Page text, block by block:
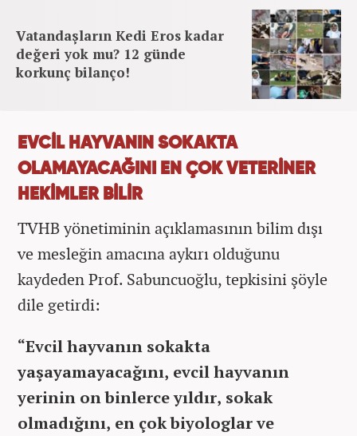
Vatandaşların Kedi Eros kadar
değeri yok mu? 12 günde
korkunç bilanço!
EVCİL HAYVANIN SOKAKTA
OLAMAYACAĞINI EN ÇOK VETERİNER
HEKİMLER BİLİR
TVHB yönetiminin açıklamasının bilim dışı
ve mesleğin amacına aykırı olduğunu
kaydeden Prof. Sabuncuoğlu, tepkisini şöyle
dile getirdi:
“Evcil hayvanın sokakta
yaşayamayacağını, evcil hayvanın
yerinin on binlerce yıldır, sokak
olmadığını, en çok biyologlar ve